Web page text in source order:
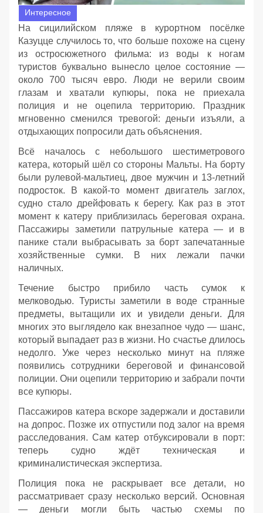
Интересное
На сицилийском пляже в курортном посёлке
Казуцце случилось то, что больше похоже на сцену
из остросюжетного фильма: из воды к ногам
туристов буквально вынесло целое состояние —
около 700 тысяч евро. Люди не верили своим
глазам и хватали купюры, пока не приехала
полиция и не оцепила территорию. Праздник
мгновенно сменился тревогой: деньги изъяли, а
отдыхающих попросили дать объяснения.
Всё началось с небольшого шестиметрового
катера, который шёл со стороны Мальты. На борту
были рулевой‑мальтиец, двое мужчин и 13‑летний
подросток. В какой‑то момент двигатель заглох,
судно стало дрейфовать к берегу. Как раз в этот
момент к катеру приблизилась береговая охрана.
Пассажиры заметили патрульные катера — и в
панике стали выбрасывать за борт запечатанные
хозяйственные сумки. В них лежали пачки
наличных.
Течение быстро прибило часть сумок к
мелководью. Туристы заметили в воде странные
предметы, вытащили их и увидели деньги. Для
многих это выглядело как внезапное чудо — шанс,
который выпадает раз в жизни. Но счастье длилось
недолго. Уже через несколько минут на пляже
появились сотрудники береговой и финансовой
полиции. Они оцепили территорию и забрали почти
все купюры.
Пассажиров катера вскоре задержали и доставили
на допрос. Позже их отпустили под залог на время
расследования. Сам катер отбуксировали в порт:
теперь судно ждёт техническая и
криминалистическая экспертиза.
Полиция пока не раскрывает все детали, но
рассматривает сразу несколько версий. Основная
— деньги могли быть частью схемы по